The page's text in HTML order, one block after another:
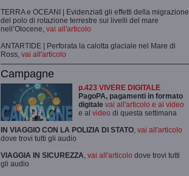
TERRA e OCEANI | Evidenziati gli effetti della migrazione
del polo di rotazione terrestre sui livelli del mare
nell’Olocene, vai all'articolo
ANTARTIDE | Perforata la calotta glaciale nel Mare di
Ross, vai all'articolo
Campagne
p.423 VIVERE DIGITALE
PagoPA, pagamenti in formato
digitale vai all'articolo e ai video
e al video di questa settimana
IN VIAGGIO CON LA POLIZIA DI STATO, vai all'articolo
dove trovi tutti gli audio
VIAGGIA IN SICUREZZA, vai all'articolo dove trovi tutti
gli audio